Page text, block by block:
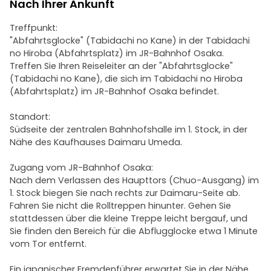
Nach Ihrer Ankunft
Treffpunkt:
"Abfahrtsglocke" (Tabidachi no Kane) in der Tabidachi
no Hiroba (Abfahrtsplatz) im JR-Bahnhof Osaka.
Treffen Sie Ihren Reiseleiter an der "Abfahrtsglocke"
(Tabidachi no Kane), die sich im Tabidachi no Hiroba
(Abfahrtsplatz) im JR-Bahnhof Osaka befindet.
Standort:
Südseite der zentralen Bahnhofshalle im 1. Stock, in der
Nähe des Kaufhauses Daimaru Umeda.
Zugang vom JR-Bahnhof Osaka:
Nach dem Verlassen des Haupttors (Chuo-Ausgang) im
1. Stock biegen Sie nach rechts zur Daimaru-Seite ab.
Fahren Sie nicht die Rolltreppen hinunter. Gehen Sie
stattdessen über die kleine Treppe leicht bergauf, und
Sie finden den Bereich für die Abflugglocke etwa 1 Minute
vom Tor entfernt.